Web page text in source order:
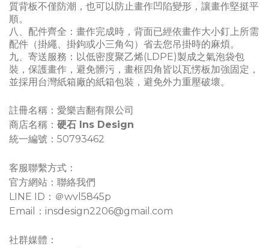
質背板不僅防潮，也可以防止畫作凹陷變形，讓畫作堅挺平
順。
八、配件齊全：畫作完成時，背面已經依畫作大小釘上所需
配件（掛繩、掛鉤或小三角勾）省去您吊掛時的麻煩。
九、寄送服務：以低密度聚乙烯(LDPE)製成之氣泡袋包
裝， 保護畫作，避免髒污，畫框四角皆以瓦愣板加強固定，
並採用台灣紙箱廠的紙箱包裝，避免外力重壓破壞。
註冊名稱：愛樂吉翻有限公司
商店名稱 ： 硬石 Ins Design
統一編號：50793462
客服聯繫方式：
官方網站：聯絡我們
LINE ID：＠wvl5845p
Email：insdesign2206@gmail.com
社群媒體：